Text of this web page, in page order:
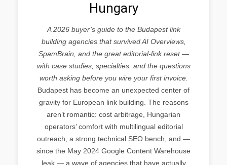
Hungary
A 2026 buyer’s guide to the Budapest link
building agencies that survived AI Overviews,
SpamBrain, and the great editorial-link reset —
with case studies, specialties, and the questions
worth asking before you wire your first invoice.
Budapest has become an unexpected center of
gravity for European link building. The reasons
aren’t romantic: cost arbitrage, Hungarian
operators’ comfort with multilingual editorial
outreach, a strong technical SEO bench, and —
since the May 2024 Google Content Warehouse
leak — a wave of agencies that have actually